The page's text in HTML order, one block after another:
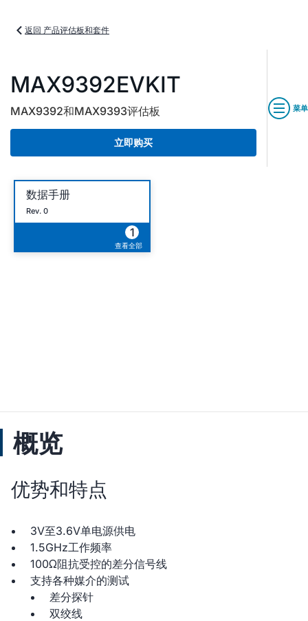
返回 产品评估板和套件
MAX9392EVKIT
MAX9392和MAX9393评估板
立即购买
菜单
数据手册
Rev. 0
1
查看全部
概览
优势和特点
3V至3.6V单电源供电
1.5GHz工作频率
100Ω阻抗受控的差分信号线
支持各种媒介的测试
差分探针
双绞线